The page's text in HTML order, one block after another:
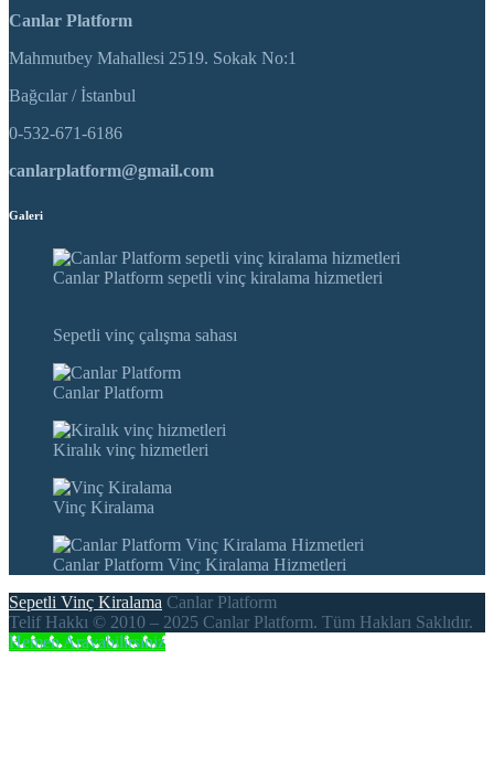
Canlar Platform
Mahmutbey Mahallesi 2519. Sokak No:1
Bağcılar / İstanbul
0-532-671-6186
canlarplatform@gmail.com
Galeri
Canlar Platform sepetli vinç kiralama hizmetleri
Sepetli vinç çalışma sahası
Canlar Platform
Kiralık vinç hizmetleri
Vinç Kiralama
Canlar Platform Vinç Kiralama Hizmetleri
Sepetli Vinç Kiralama Canlar Platform
Telif Hakkı © 2010 – 2025 Canlar Platform. Tüm Hakları Saklıdır.
Hemen Arayabilirsiniz